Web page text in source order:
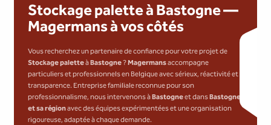
Stockage palette à Bastogne —
Magermans à vos côtés
Vous recherchez un partenaire de confiance pour votre projet de
Stockage paletteàBastogne ?Magermansaccompagne
particuliers et professionnels en Belgique avec sérieux, réactivité et
transparence. Entreprise familiale reconnue pour son
professionnalisme, nous intervenons àBastogneet dansBastogne
et sa régionavec des équipes expérimentées et une organisation
rigoureuse, adaptée à chaque demande.